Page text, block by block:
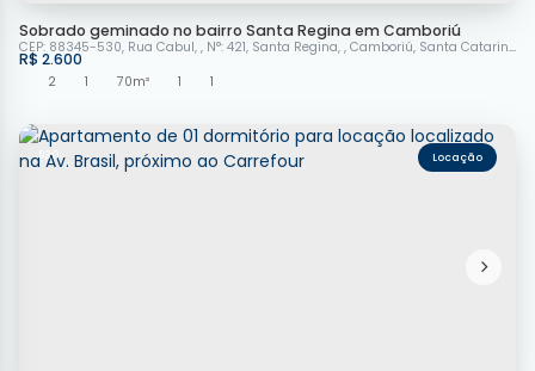
Sobrado geminado no bairro Santa Regina em Camboriú
R$ 2.600
CEP: 88345-530, Rua Cabul , N°: 421, Santa Regina , Camboriú, Santa Catarina
2
1 70m² 1 1
930